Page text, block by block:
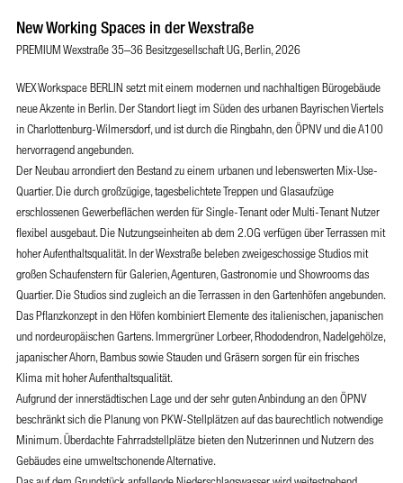
New Working Spaces in der Wexstraße
PREMIUM Wexstraße 35–36 Besitzgesellschaft UG, Berlin, 2026
WEX Workspace BERLIN setzt mit einem modernen und nachhaltigen Bürogebäude
neue Akzente in Berlin. Der Standort liegt im Süden des urbanen Bayrischen Viertels
in Charlottenburg-Wilmersdorf, und ist durch die Ringbahn, den ÖPNV und die A100
hervorragend angebunden.
Der Neubau arrondiert den Bestand zu einem urbanen und lebenswerten Mix-Use-
Quartier. Die durch großzügige, tagesbelichtete Treppen und Glasaufzüge
erschlossenen Gewerbeflächen werden für Single-Tenant oder Multi-Tenant Nutzer
flexibel ausgebaut. Die Nutzungseinheiten ab dem 2.OG verfügen über Terrassen mit
hoher Aufenthaltsqualität. In der Wexstraße beleben zweigeschossige Studios mit
großen Schaufenstern für Galerien, Agenturen, Gastronomie und Showrooms das
Quartier. Die Studios sind zugleich an die Terrassen in den Gartenhöfen angebunden.
Das Pflanzkonzept in den Höfen kombiniert Elemente des italienischen, japanischen
und nordeuropäischen Gartens. Immergrüner Lorbeer, Rhododendron, Nadelgehölze,
japanischer Ahorn, Bambus sowie Stauden und Gräsern sorgen für ein frisches
Klima mit hoher Aufenthaltsqualität.
Aufgrund der innerstädtischen Lage und der sehr guten Anbindung an den ÖPNV
beschränkt sich die Planung von PKW-Stellplätzen auf das baurechtlich notwendige
Minimum. Überdachte Fahrradstellplätze bieten den Nutzerinnen und Nutzern des
Gebäudes eine umweltschonende Alternative.